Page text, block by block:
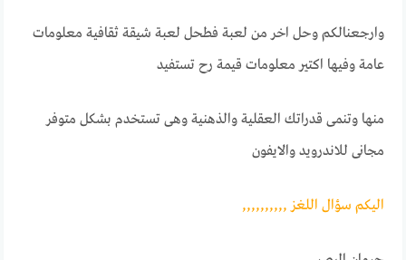
وارجعنالكم وحل اخر من لعبة فطحل لعبة شيقة ثقافية معلومات
عامة وفيها اكتير معلومات قيمة رح تستفيد
منها وتنمى قدراتك العقلية والذهنية وهى تستخدم بشكل متوفر
مجانى للاندرويد والايفون
اليكم ســؤال اللغـــز ,,,,,,,,,,